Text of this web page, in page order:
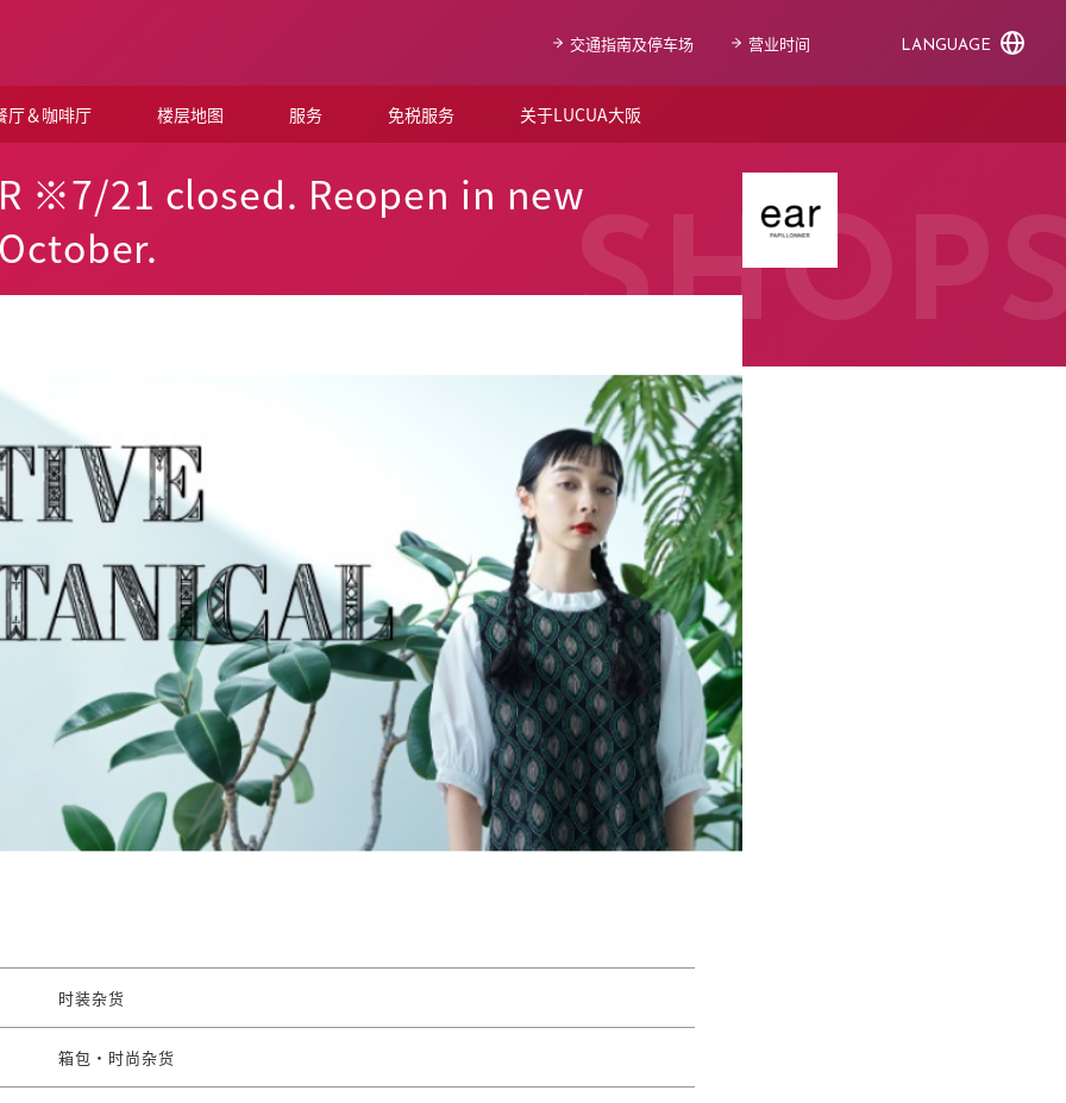
交通指南及停车场 营业时间 LANGUAGE
厅＆咖啡厅 楼层地图 服务 免税服务 关于LUCUA大阪
※7/21 closed. Reopen in new
时装杂货
箱包・时尚杂货